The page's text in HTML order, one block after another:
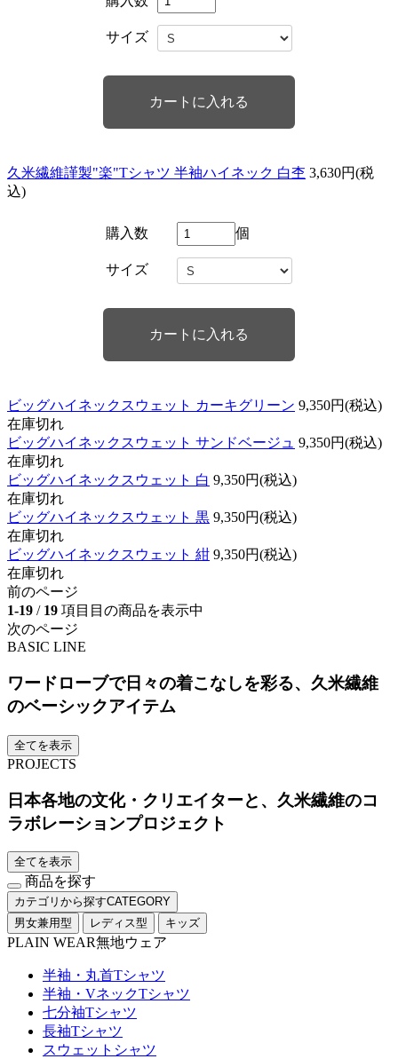
サイズ
久米繊維謹製"楽"Tシャツ 半袖ハイネック 白杢 3,630円(税
込)
購入数 個
サイズ
ビッグハイネックスウェット カーキグリーン 9,350円(税込)
在庫切れ
ビッグハイネックスウェット サンドベージュ 9,350円(税込)
在庫切れ
ビッグハイネックスウェット 白 9,350円(税込)
在庫切れ
ビッグハイネックスウェット 黒 9,350円(税込)
在庫切れ
ビッグハイネックスウェット 紺 9,350円(税込)
在庫切れ
前のページ
1-19 / 19 項目目の商品を表示中
次のページ
BASIC LINE
ワードローブで日々の着こなしを彩る、久米繊維
のベーシックアイテム
全てを表示
PROJECTS
日本各地の文化・クリエイターと、久米繊維のコ
ラボレーションプロジェクト
全てを表示
商品を探す
カテゴリから探すCATEGORY
男女兼用型
レディス型 キッズ
PLAIN WEAR無地ウェア
半袖・丸首Tシャツ
半袖・VネックTシャツ
七分袖Tシャツ
長袖Tシャツ
スウェットシャツ